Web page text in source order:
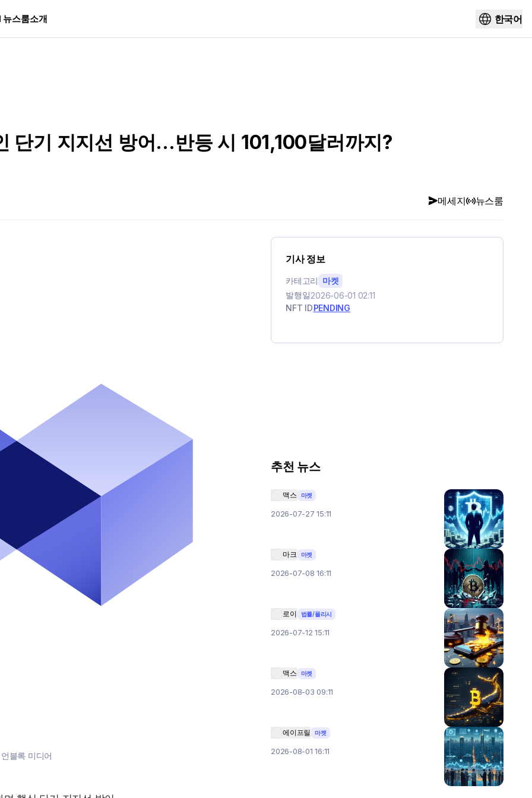
뉴스룸소개 한국어
단기 지지선 방어…반등 시 101,100달러까지?
메세지 뉴스룸
언블록 미디어
기사 정보
카테고리 마켓
발행일2026-06-01 02:11
NFT IDPENDING
추천 뉴스
맥스 마켓
2026-07-27 15:11
마크 마켓
2026-07-08 16:11
로이 법률/폴리시
2026-07-12 15:11
맥스 마켓
2026-08-03 09:11
에이프릴 마켓
2026-08-01 16:11